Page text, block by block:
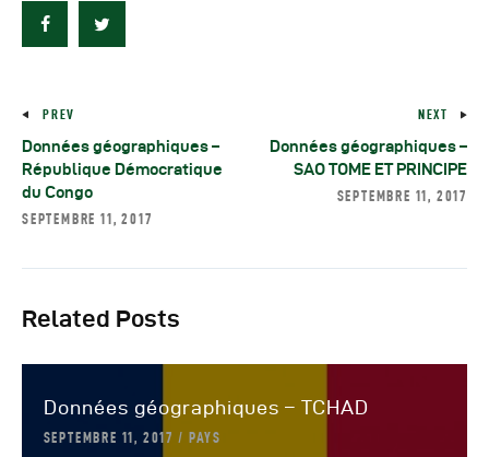
PREV
Données géographiques –
République Démocratique
du Congo
SEPTEMBRE 11, 2017
NEXT
Données géographiques –
SAO TOME ET PRINCIPE
SEPTEMBRE 11, 2017
Related Posts
Données géographiques – TCHAD
SEPTEMBRE 11, 2017 PAYS